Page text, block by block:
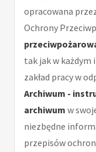
opracowana
Ochrony
tak jak w każdym
zakład pracy w
Archiwum -
archiwum w
niezbędne
przepisów